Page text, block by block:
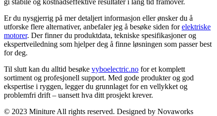
Er du nysgjerrig på mer detaljert informasjon eller ønsker du å
utforske flere alternativer, anbefaler jeg å besøke siden forelektriske
motorer. Der finner du produktdata, tekniske spesifikasjoner og
ekspertveiledning som hjelper deg å finne løsningen som passer best
for deg.
Til slutt kan du alltid besøke vyboelectric.no for et komplett
sortiment og profesjonell support. Med gode produkter og god
ekspertise i ryggen, legger du grunnlaget for en vellykket og
problemfri drift – uansett hva ditt prosjekt krever.
© 2023 Miniture All rights reserved. Designed by Novaworks